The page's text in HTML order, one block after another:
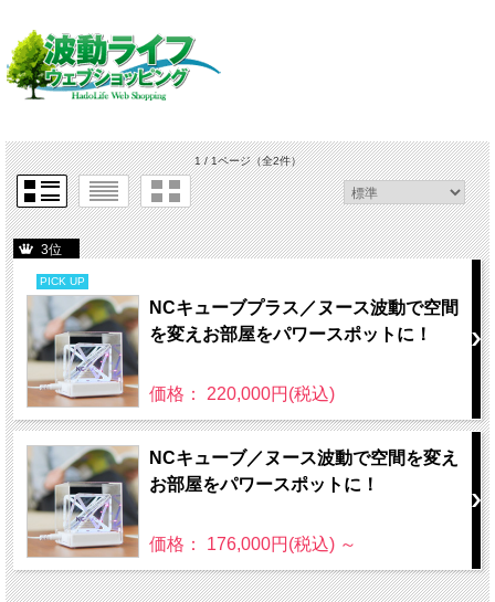
1 / 1ページ（全2件）
3位
PICK UP
NCキューブプラス／ヌース波動で空間
を変えお部屋をパワースポットに！
価格： 220,000円(税込)
NCキューブ／ヌース波動で空間を変え
お部屋をパワースポットに！
価格： 176,000円(税込) ～